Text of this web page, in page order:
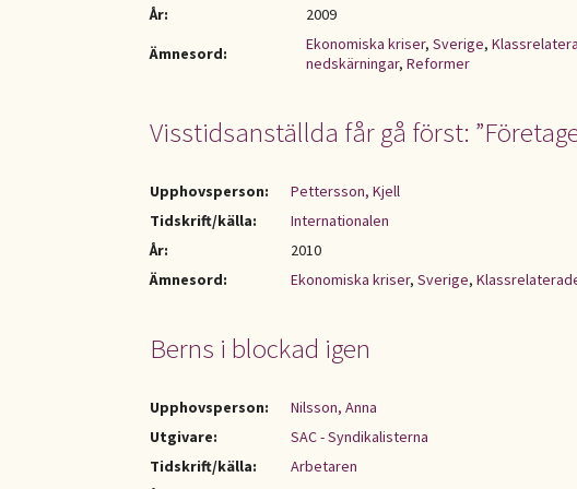
År:
2009
Ämnesord:
Ekonomiska kriser, Sverige,
nedskärningar, Reformer
Visstidsanställda får gå först:
Upphovsperson:
Pettersson, Kjell
Tidskrift/källa:
Internationalen
År:
2010
Ämnesord:
Ekonomiska kriser, Sverige,
Berns i blockad igen
Upphovsperson:
Nilsson, Anna
Utgivare:
SAC - Syndikalisterna
Tidskrift/källa:
Arbetaren